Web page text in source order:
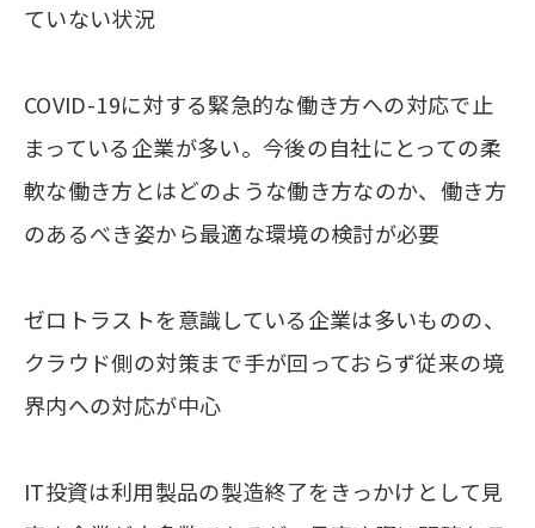
ていない状況
COVID-19に対する緊急的な働き方への対応で止
まっている企業が多い。今後の自社にとっての柔
軟な働き方とはどのような働き方なのか、働き方
のあるべき姿から最適な環境の検討が必要
ゼロトラストを意識している企業は多いものの、
クラウド側の対策まで手が回っておらず従来の境
界内への対応が中心
IT投資は利用製品の製造終了をきっかけとして見